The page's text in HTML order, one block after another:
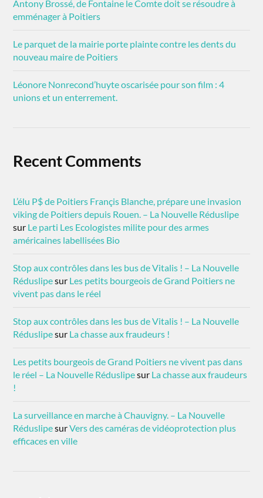
Antony Brossé, de Fontaine le Comte doit se résoudre à
emménager à Poitiers
Le parquet de la mairie porte plainte contre les dents du
nouveau maire de Poitiers
Léonore Nonrecond’huyte oscarisée pour son film : 4
unions et un enterrement.
Recent Comments
L’élu P$ de Poitiers Françis Blanche, prépare une invasion
viking de Poitiers depuis Rouen. – La Nouvelle Réduslipe
sur Le parti Les Ecologistes milite pour des armes
américaines labellisées Bio
Stop aux contrôles dans les bus de Vitalis ! – La Nouvelle
Réduslipesur Les petits bourgeois de Grand Poitiers ne
vivent pas dans le réel
Stop aux contrôles dans les bus de Vitalis ! – La Nouvelle
Réduslipesur La chasse aux fraudeurs !
Les petits bourgeois de Grand Poitiers ne vivent pas dans
le réel – La Nouvelle Réduslipesur La chasse aux fraudeurs
!
La surveillance en marche à Chauvigny. – La Nouvelle
RéduslipesurVers des caméras de vidéoprotection plus
efficaces en ville